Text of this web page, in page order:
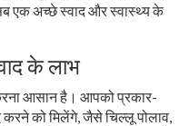
एक अच्छे स्वाद और स्वास्थ्य के
के लाभ
आसान है। आपको प्रकार-
को मिलेंगे, जैसे चिल्लू पोलाव,